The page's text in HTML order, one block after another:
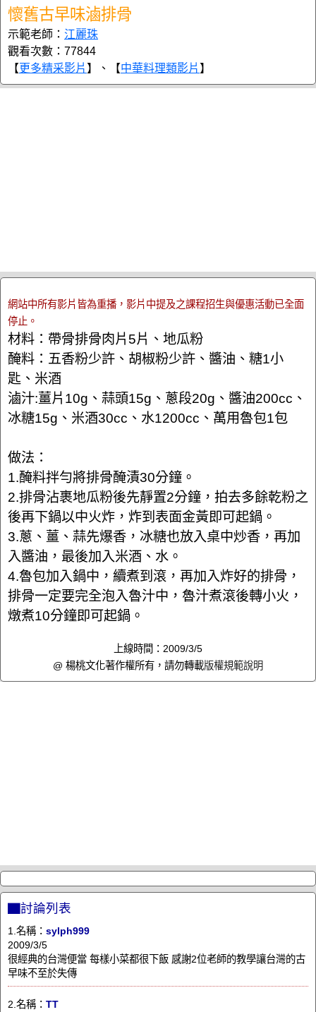
懷舊古早味滷排骨
示範老師： 江麗珠
觀看次數：77844
【更多精采影片 】、【中華料理類影片 】
網站中所有影片皆為重播，影片中提及之課程招生與優惠活動已全面
停止。
材料：帶骨排骨肉片5片、地瓜粉
醃料：五香粉少許、胡椒粉少許、醬油、糖1小
匙、米酒
滷汁:薑片10g、蒜頭15g、蔥段20g、醬油200cc、
冰糖15g、米酒30cc、水1200cc、萬用魯包1包
做法：
1.醃料拌勻將排骨醃漬30分鐘。
2.排骨沾裹地瓜粉後先靜置2分鐘，拍去多餘乾粉之
後再下鍋以中火炸，炸到表面金黃即可起鍋。
3.蔥、薑、蒜先爆香，冰糖也放入桌中炒香，再加
入醬油，最後加入米酒、水。
4.魯包加入鍋中，續煮到滾，再加入炸好的排骨，
排骨一定要完全泡入魯汁中，魯汁煮滾後轉小火，
燉煮10分鐘即可起鍋。
上線時間：2009/3/5
@ 楊桃文化著作權所有，請勿轉載版權規範說明
▇討論列表
1.名稱： sylph999
2009/3/5
很經典的台灣便當 每樣小菜都很下飯 感謝2位老師的教學讓台灣的古
早味不至於失傳
2.名稱： TT